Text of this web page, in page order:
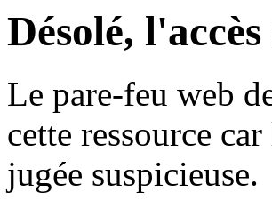
Désolé,
Le pare-feu web
cette ressource
jugée suspicieuse.